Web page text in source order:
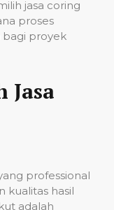
jasa coring
proses
bagi proyek
Jasa
professional
kualitas hasil
adalah